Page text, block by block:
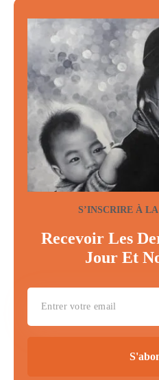
S’INSCRIRE À
Recevoir Les
Jour Et